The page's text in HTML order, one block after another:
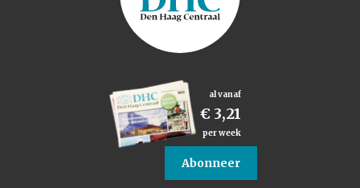
al vanaf
€ 3,21
per week
Abonneer